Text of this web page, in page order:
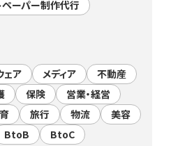
ペーパー制作代行
ェア メディア
不動産
保険
営業・経営
旅行 物流
美容
BtoB BtoC